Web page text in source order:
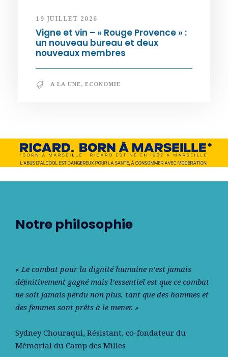
19 JUILLET 2026
Vigne et vin – « Rouge Provence » :
un nouveau bureau et deux
nouveaux membres
A LA UNE, ECONOMIE
Notre philosophie
« Le combat pour la dignité humaine n’est jamais
déﬁnitivement gagné mais l’essentiel est que ce combat
ne soit jamais perdu non plus, tant que des hommes et
des femmes sont prêts à le mener. »
Sydney Chouraqui, Résistant, co-fondateur du
Mémorial du Camp des Milles